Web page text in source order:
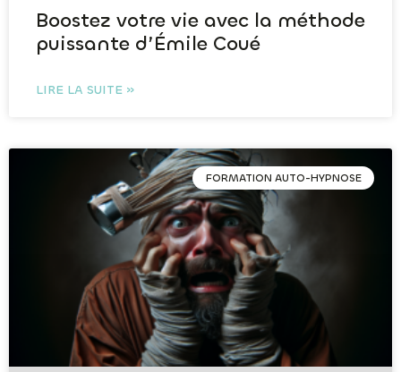
Boostez votre vie avec la méthode
puissante d’Émile Coué
LIRE LA SUITE »
FORMATION AUTO-HYPNOSE